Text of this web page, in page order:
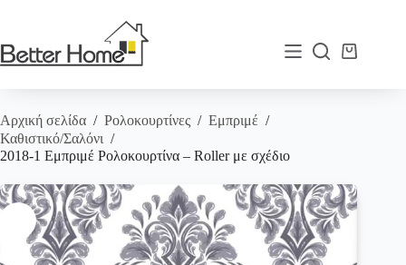
Καλάθι
Αρχική σελίδα / Ρολοκουρτίνες / Εμπριμέ /
Καθιστικό/Σαλόνι /
2018-1 Εμπριμέ Ρολοκουρτίνα – Roller με σχέδιο